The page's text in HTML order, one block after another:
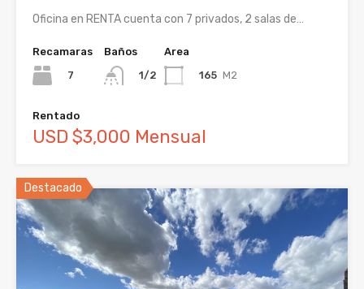
Oficina en RENTA cuenta con 7 privados, 2 salas de…
Recamaras
7
Baños
1/2
Area
165 M2
Rentado
USD $3,000 Mensual
Destacado